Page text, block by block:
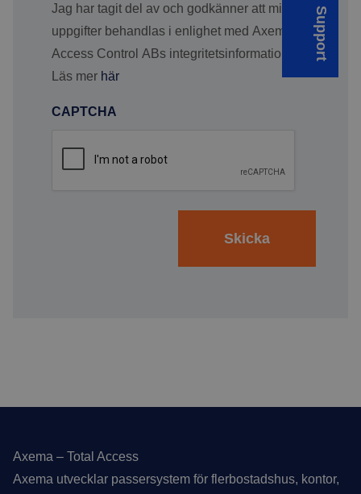
Support
Jag har tagit del av och godkänner att mina
uppgifter behandlas i enlighet med Axema
Access Control ABs integritetsinformation.
Läs mer här
CAPTCHA
Axema – Total Access
Axema utvecklar passersystem för flerbostadshus, kontor,